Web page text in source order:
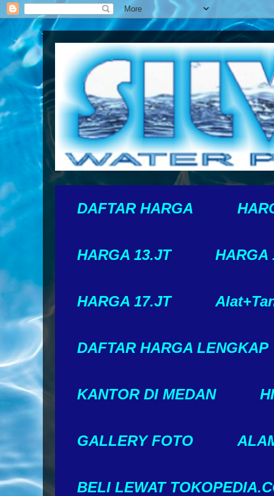
DAFTAR HARGA
HARGA 13.JT HARGA
HARGA 17.JT
DAFTAR HARGA LENGKAP
KANTOR DI MEDAN
GALLERY FOTO
BELI LEWAT